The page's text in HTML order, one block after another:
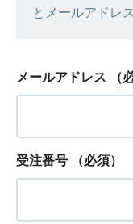
とメールアドレ
メールアドレス （
受注番号 （必須）